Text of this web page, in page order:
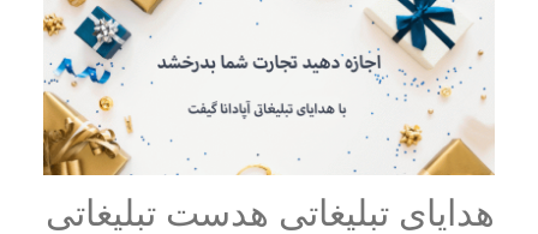
هدایای تبلیغاتی هدست تبلیغاتی